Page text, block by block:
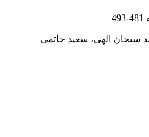
481-493
سبحان الهی، سعید حاتمی